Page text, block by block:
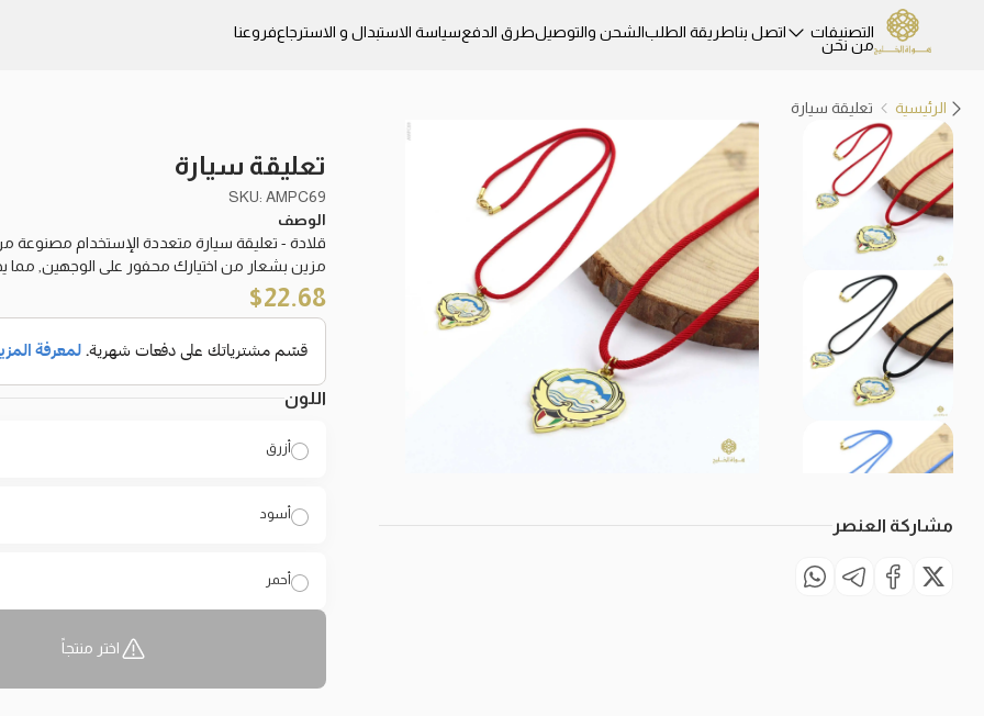
التصنيفات اتصل بناطريقة الطلبالشحن والتوصيلطرق الدفعسياسة الاستبدال و الاسترجاعفروعنا
من نحن
الرئيسية تعليقة سيارة
مشاركة العنصر
تعليقة سيارة
SKU: AMPC69
الوصف
قلادة - تعليقة سيارة متعددة الإستخدام مصنوعة
مزين بشعار من اختيارك محفور على الوجهين, مما
22.68
$
اللون
أزرق
أسود
أحمر
اختر منتجاً